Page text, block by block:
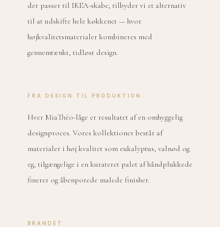
der passer til IKEA-skabe, tilbyder vi et alternativ
til at udskifte hele køkkenet — hvor
højkvalitetsmaterialer kombineres med
gennemtænkt, tidløst design.
FRA DESIGN TIL PRODUKTION
Hver MiaThéo-låge er resultatet af en omhyggelig
designproces. Vores kollektioner består af
materialer i høj kvalitet som eukalyptus, valnød og
eg, tilgængelige i en kurateret palet af håndplukkede
finerer og åbenporede malede finisher.
BRANDET